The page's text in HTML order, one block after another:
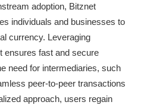
adoption, Bitznet
individuals and businesses to
currency. Leveraging
ensures fast and secure
need for intermediaries, such
peer-to-peer transactions
approach, users regain